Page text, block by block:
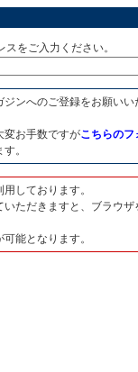
をご入力ください。
ンへのご登録をお願いい
変お手数ですがこちらのフ
。
しております。
ただきますと、ブラウザ
能となります。